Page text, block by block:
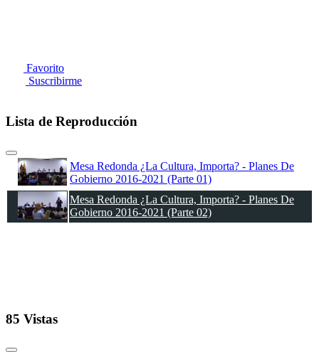
Favorito
Suscribirme
Lista de Reproducción
Mesa Redonda ¿La Cultura, Importa? - Planes De
Gobierno 2016-2021 (Parte 01)
Mesa Redonda ¿La Cultura, Importa? - Planes De
Gobierno 2016-2021 (Parte 02)
85 Vistas